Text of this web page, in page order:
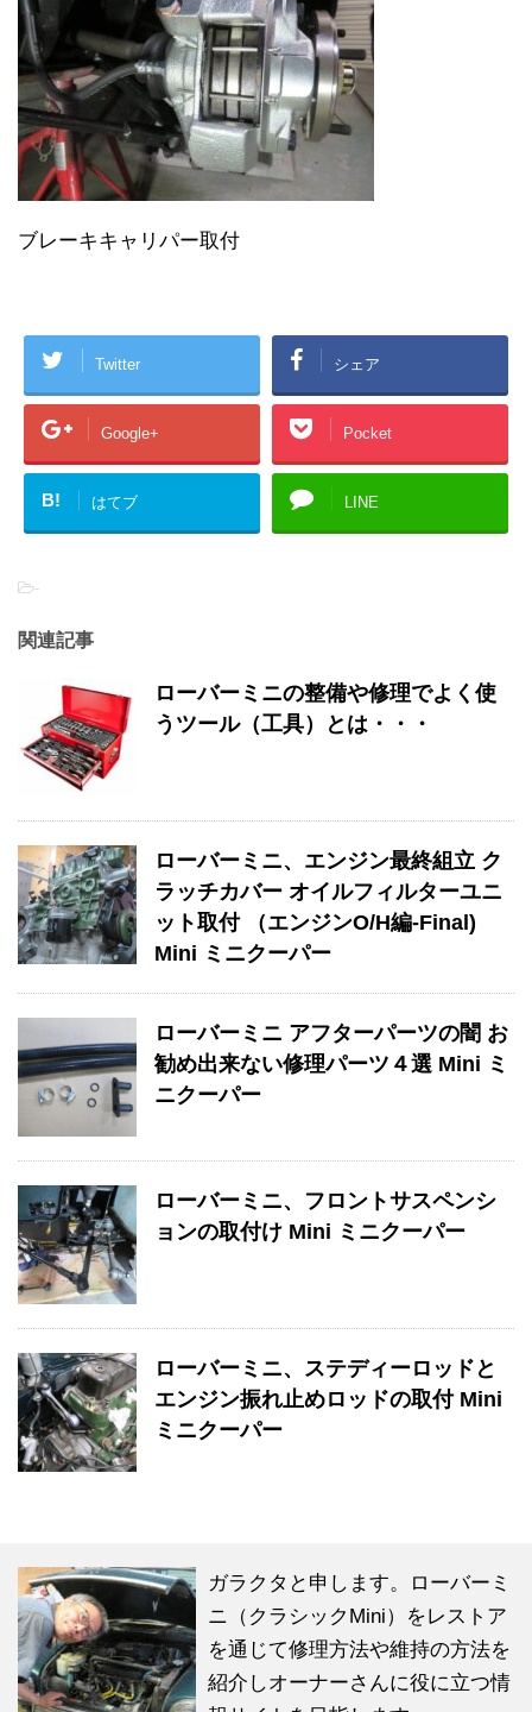
ブレーキキャリパー取付
Twitter シェア
Google+ Pocket
B! はてブ LINE
-
関連記事
ローバーミニの整備や修理でよく使
うツール（工具）とは・・・
ローバーミニ、エンジン最終組立 ク
ラッチカバー オイルフィルターユニ
ット取付 （エンジンO/H編-Final)
Mini ミニクーパー
ローバーミニ アフターパーツの闇 お
勧め出来ない修理パーツ４選 Mini ミ
ニクーパー
ローバーミニ、フロントサスペンシ
ョンの取付け Mini ミニクーパー
ローバーミニ、ステディーロッドと
エンジン振れ止めロッドの取付 Mini
ミニクーパー
ガラクタと申します。ローバーミ
ニ（クラシックMini）をレストア
を通じて修理方法や維持の方法を
紹介しオーナーさんに役に立つ情